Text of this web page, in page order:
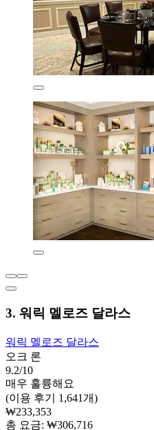
3. 워릭 멜로즈 달라스
워릭 멜로즈 달라스
오크 론
9.2/10
매우 훌륭해요
(이용 후기 1,641개)
₩233,353
총 요금: ₩306,716